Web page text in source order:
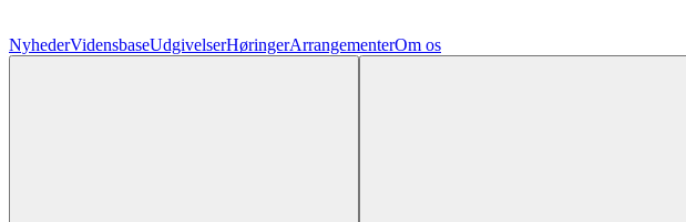
NyhederVidensbaseUdgivelserHøringerArrangementerOm os